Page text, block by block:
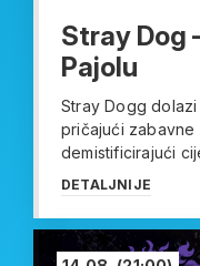
Stray Dog
Pajolu
Stray Dogg dolazi
pričajući zabavne
demistificirajući
DETALJNIJE